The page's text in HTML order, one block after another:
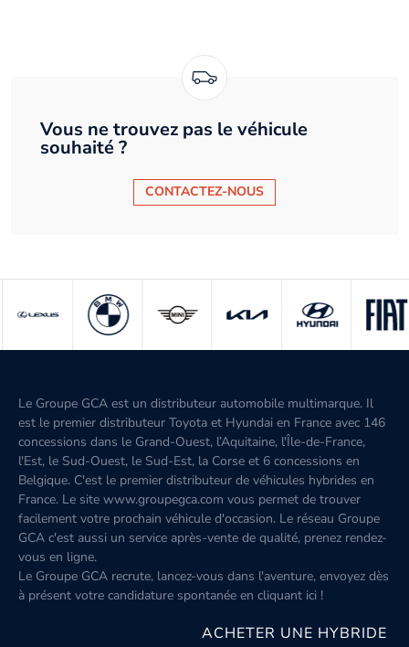
Vous ne trouvez pas le véhicule
souhaité ?
CONTACTEZ-NOUS
Le Groupe GCA est un distributeur automobile multimarque. Il
est le premier distributeur Toyota et Hyundai en France avec 146
concessions dans le Grand-Ouest, l’Aquitaine, l'Île-de-France,
l'Est, le Sud-Ouest, le Sud-Est, la Corse et 6 concessions en
Belgique. C'est le premier distributeur de véhicules hybrides en
France. Le site www.groupegca.com vous permet de trouver
facilement votre prochain véhicule d'occasion. Le réseau Groupe
GCA c'est aussi un service après-vente de qualité, prenez rendez-
vous en ligne.
Le Groupe GCA recrute, lancez-vous dans l'aventure, envoyez dès
à présent votre candidature spontanée en cliquant ici !
ACHETER UNE HYBRIDE